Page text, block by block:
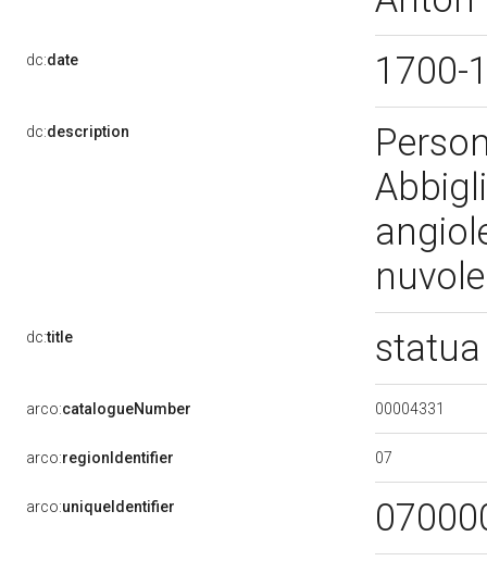
dc:date 1700-
dc:description
dc:title
arco:catalogueNumber 00004331
arco:regionIdentifier 07
arco:uniqueIdentifier